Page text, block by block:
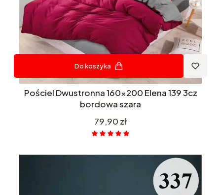
Do koszyka
Pościel Dwustronna 160x200 Elena 139 3cz
bordowa szara
Cena
79,90 zł